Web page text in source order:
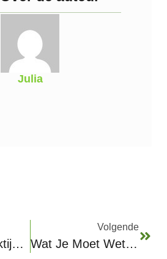
Julia
Huisartsenpraktijk Beinum In Doesburg: Alles Wat Je Moet Weten
Volgende
Wat Je Moet Weten Over Het Vermogen Van Dave Maasland